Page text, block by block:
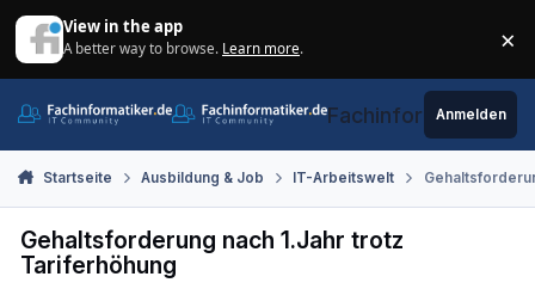
View in the app
A better way to browse. Learn more. ×
Fachinformatiker.de
Anmelden
Startseite Ausbildung & Job IT-Arbeitswelt
Gehaltsforderung nach 1.Jahr trotz
Tariferhöhung